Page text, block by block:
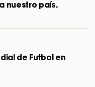
nuestro país.
de Futbol en